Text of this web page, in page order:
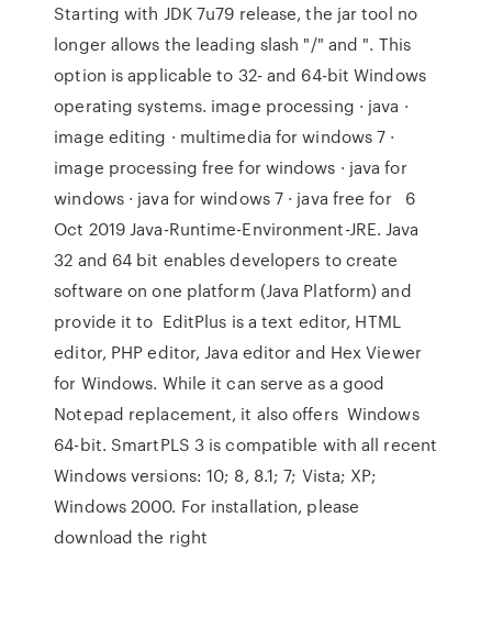
Starting with JDK 7u79 release, the jar tool no
longer allows the leading slash "/" and ". This
option is applicable to 32- and 64-bit Windows
operating systems. image processing · java ·
image editing · multimedia for windows 7 ·
image processing free for windows · java for
windows · java for windows 7 · java free for 6
Oct 2019 Java-Runtime-Environment-JRE. Java
32 and 64 bit enables developers to create
software on one platform (Java Platform) and
provide it to EditPlus is a text editor, HTML
editor, PHP editor, Java editor and Hex Viewer
for Windows. While it can serve as a good
Notepad replacement, it also offers Windows
64-bit. SmartPLS 3 is compatible with all recent
Windows versions: 10; 8, 8.1; 7; Vista; XP;
Windows 2000. For installation, please
download the right